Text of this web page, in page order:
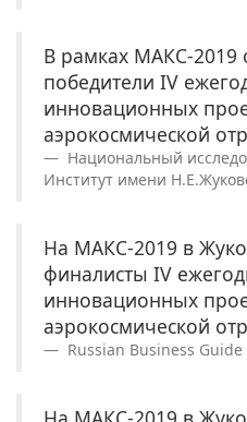
В рамках МАКС-2019
победители IV
инновационных
аэрокосмической
Национальный
Институт имени
На МАКС-2019 в
финалисты IV
инновационных
аэрокосмической
Russian Business